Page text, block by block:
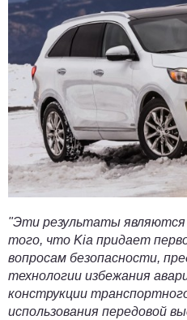
"Эти результаты
того, что Kia придает
вопросам безопасности,
технологии избежания
конструкции
использования передовой